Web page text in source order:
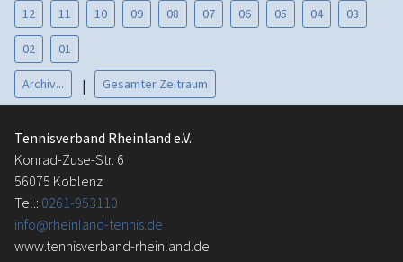
12 11 10 09 08 07 06 05 04 03
02 01
Archiv... | Gesamter Zeitraum
Tennisverband Rheinland e.V.
Konrad-Zuse-Str. 6
56075 Koblenz
Tel.: 0261-953110
info@rheinland-tennis.de
www.tennisverband-rheinland.de